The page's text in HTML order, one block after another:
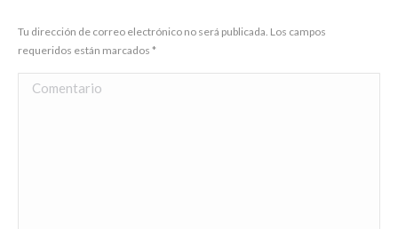
Tu dirección de correo electrónico no será publicada. Los campos
requeridos están marcados *
Comentario